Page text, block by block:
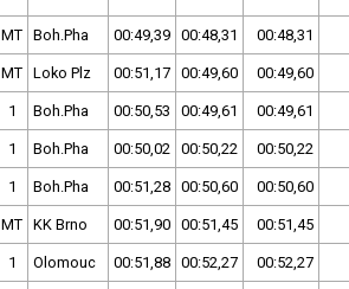
MT Boh.Pha 00:49,39 00:48,31 00:48,31
MT Loko Plz 00:51,17 00:49,60 00:49,60
1 Boh.Pha 00:50,53 00:49,61 00:49,61
1 Boh.Pha 00:50,02 00:50,22 00:50,22
1 Boh.Pha 00:51,28 00:50,60 00:50,60
MT KK Brno 00:51,90 00:51,45 00:51,45
1 Olomouc 00:51,88 00:52,27 00:52,27